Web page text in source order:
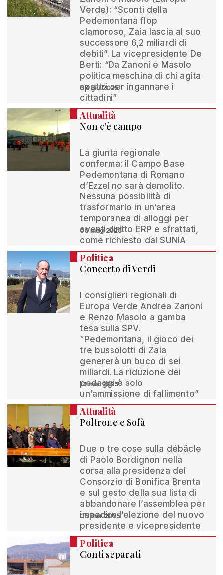
Verde): “Sconti della
Pedemontana flop
clamoroso, Zaia lascia al suo
successore 6,2 miliardi di
debiti”. La vicepresidente De
Berti: “Da Zanoni e Masolo
politica meschina di chi agita
spettri per ingannare i
cittadini”
04 giu 2025
Attualità
Non c’è campo
La giunta regionale
conferma: il Campo Base
Pedemontana di Romano
d’Ezzelino sarà demolito.
Nessuna possibilità di
trasformarlo in un’area
temporanea di alloggi per
aventi diritto ERP e sfrattati,
come richiesto dal SUNIA
05 mag 2025
Politica
Concerto di Verdi
I consiglieri regionali di
Europa Verde Andrea Zanoni
e Renzo Masolo a gamba
tesa sulla SPV.
“Pedemontana, il gioco dei
tre bussolotti di Zaia
genererà un buco di sei
miliardi. La riduzione dei
pedaggi è solo
un’ammissione di fallimento”
13 mar 2025
Attualità
Poltrone e Sofà
Due o tre cose sulla débâcle
di Paolo Bordignon nella
corsa alla presidenza del
Consorzio di Bonifica Brenta
e sul gesto della sua lista di
abbandonare l’assemblea per
impedire l’elezione del nuovo
presidente e vicepresidente
05 mar 2025
Politica
Conti separati